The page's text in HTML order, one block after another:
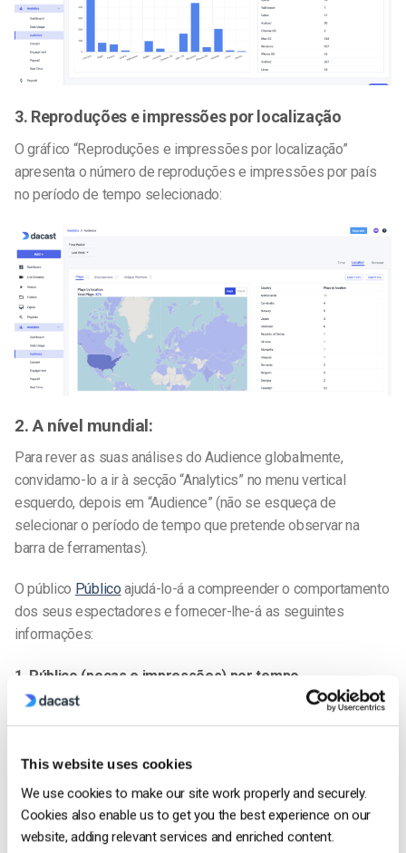
This website uses cookies
We use cookies to make our site work properly and securely.
Cookies also enable us to get you the best experience on our
website, adding relevant services and enriched content.
3. Reproduções e impressões por localização
O gráfico “Reproduções e impressões por localização”
apresenta o número de reproduções e impressões por país
no período de tempo selecionado:
2. A nível mundial:
Para rever as suas análises do Audience globalmente,
convidamo-lo a ir à secção “Analytics” no menu vertical
esquerdo, depois em “Audience” (não se esqueça de
selecionar o período de tempo que pretende observar na
barra de ferramentas).
O público Público ajudá-lo-á a compreender o comportamento
dos seus espectadores e fornecer-lhe-á as seguintes
informações:
1. Público (peças e impressões) por tempo
Obtenha o consumo de dados específico (número de
reproduções e impressões) por tempo para todo o seu